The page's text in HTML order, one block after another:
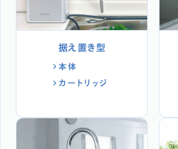
据え置き型
本体
カートリッジ